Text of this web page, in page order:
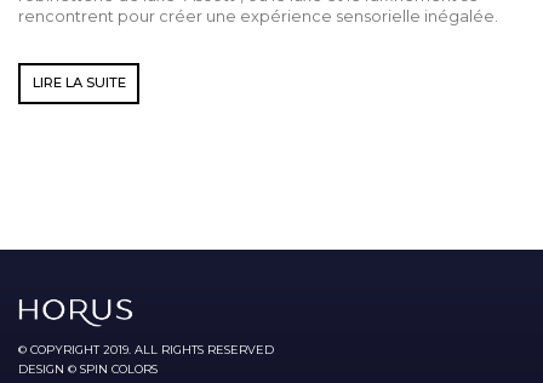
rencontrent pour créer une expérience sensorielle inégalée.
LIRE LA SUITE
© COPYRIGHT 2019. ALL RIGHTS RESERVED
DESIGN © SPIN COLORS